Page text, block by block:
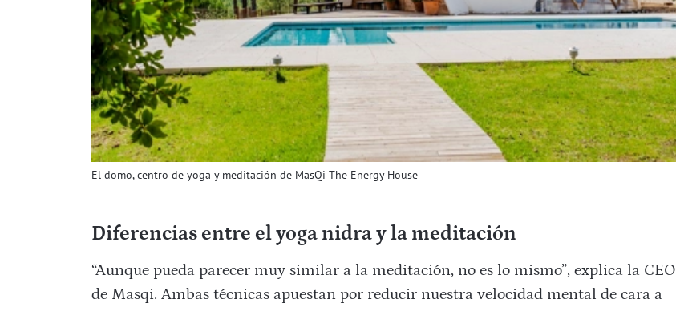
El domo, centro de yoga y meditación de MasQi The Energy House
Diferencias entre el yoga nidra y la meditación
“Aunque pueda parecer muy similar a la meditación, no es lo mismo”, explica la CEO
de Masqi. Ambas técnicas apuestan por reducir nuestra velocidad mental de cara a